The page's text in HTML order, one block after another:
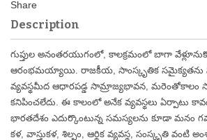
Description
గుప్తుల అనంతరయుగంలో, కాలక్రమంలో బాగా
ఆరంభమయ్యాయి. రాజకీయ, సాంస్కృతిక సమైక్యతను
వ్యవస్థమీద ఆధారపడ్డ సామ్రాజ్యభావన, మరెంతోకాలం
కనిపించలేదు. ఈ కాలంలో అనేక వ్యవస్థలు ఏర్పాటు
భారతదేశం ఎదుర్కొంటున్న సమస్యలను కూడా మనం
కళ, వాస్తుకళ, శిల్పం, ఆర్థిక వ్యవస్థ, సంస్కృతి వంటి